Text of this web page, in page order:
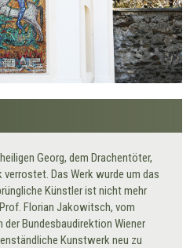
Georg, dem Drachentöter,
Das Werk wurde um das
Künstler ist nicht mehr
Florian Jakowitsch, vom
der Bundesbaudirektion Wiener
Kunstwerk neu zu